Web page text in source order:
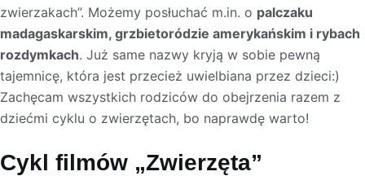
zwierzakach”. Możemy posłuchać m.in. o palczaku
madagaskarskim, grzbietoródzie amerykańskim i rybach
rozdymkach. Już same nazwy kryją w sobie pewną
tajemnicę, która jest przecież uwielbiana przez dzieci:)
Zachęcam wszystkich rodziców do obejrzenia razem z
dziećmi cyklu o zwierzętach, bo naprawdę warto!
Cykl filmów „Zwierzęta”